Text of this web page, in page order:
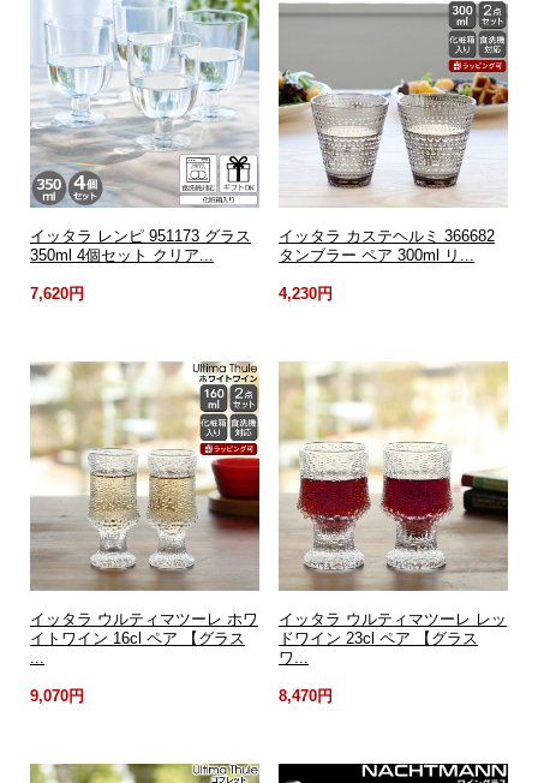
イッタラ レンピ 951173 グラス
350ml 4個セット クリア...
イッタラ カステヘルミ 366682
タンブラー ペア 300ml リ...
7,620円 4,230円
イッタラ ウルティマツーレ ホワ
イトワイン 16cl ペア 【グラス
イッタラ ウルティマツーレ レッ
ドワイン 23cl ペア 【グラス
ワ...
9,070円 8,470円